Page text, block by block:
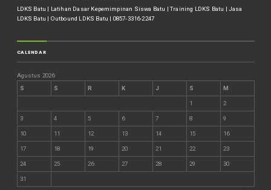
LDKS Batu | Latihan Dasar Kepemimpinan Siswa Batu | Training LDKS Batu | Jasa
LDKS Batu | Outbound LDKS Batu | 0857-3316-2247
CALENDAR
Agustus 2026
S
S R K J S M
1 2
3 4 5 6 7 8 9
10 11 12 13 14 15 16
17 18 19 20 21 22 23
24 25 26 27 28 29 30
31